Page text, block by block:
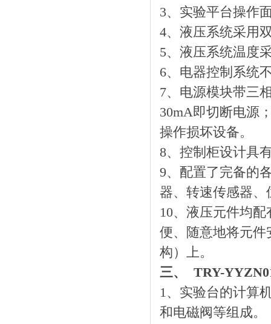
3、实验平台操作
4、液压系统采用
5、液压系统温度
6、电器控制系统
7、电源模块带三
30mA即切断电源
操作损坏设备。
8、控制柜设计具
9、配置了完备的
器、转速传感器
10、液压元件均
便、随意地将元件
构）上。
三、 TRY-
1、实验台的计算
和电磁阀等组成。